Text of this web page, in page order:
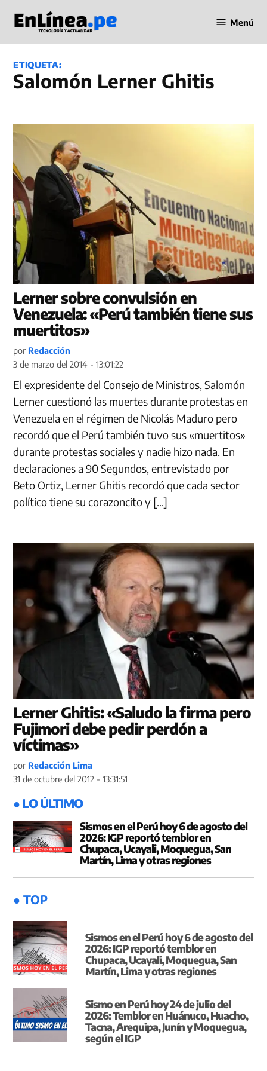
contenido
en Línea
Menú
ETIQUETA:
Salomón Lerner Ghitis
Lerner sobre convulsión en
Venezuela: «Perú también tiene sus
muertitos»
por Redacción
3 de marzo del 2014 - 13:01:22
El expresidente del Consejo de Ministros, Salomón
Lerner cuestionó las muertes durante protestas en
Venezuela en el régimen de Nicolás Maduro pero
recordó que el Perú también tuvo sus «muertitos»
durante protestas sociales y nadie hizo nada. En
declaraciones a 90 Segundos, entrevistado por
Beto Ortiz, Lerner Ghitis recordó que cada sector
político tiene su corazoncito y […]
Lerner Ghitis: «Saludo la firma pero
Fujimori debe pedir perdón a
víctimas»
por Redacción Lima
31 de octubre del 2012 - 13:31:51
● LO ÚLTIMO
Sismos en el Perú hoy 6 de agosto del
2026: IGP reportó temblor en
Chupaca, Ucayali, Moquegua, San
Martín, Lima y otras regiones
● TOP
Sismos en el Perú hoy 6 de agosto del
2026: IGP reportó temblor en
Chupaca, Ucayali, Moquegua, San
Martín, Lima y otras regiones
Sismo en Perú hoy 24 de julio del
2026: Temblor en Huánuco, Huacho,
Tacna, Arequipa, Junín y Moquegua,
según el IGP